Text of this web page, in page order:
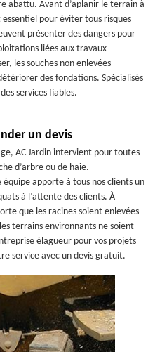
abattu. Avant d’aplanir le terrain à
pour éviter tous risques
présenter des dangers pour
liées aux travaux
les souches non enlevées
des fondations. Spécialisés
services fiables.
un devis
AC Jardin intervient pour toutes
d’arbre ou de haie.
apporte à tous nos clients un
à l’attente des clients. À
que les racines soient enlevées
terrains environnants ne soient
élagueur pour vos projets
service avec un devis gratuit.